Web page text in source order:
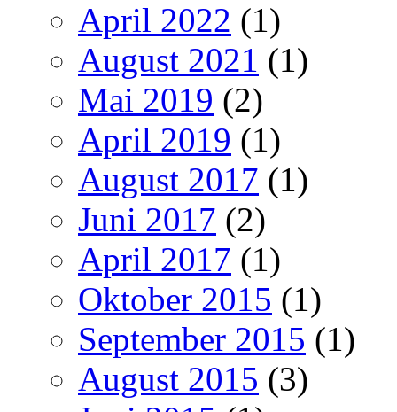
April 2022 (1)
August 2021 (1)
Mai 2019 (2)
April 2019 (1)
August 2017 (1)
Juni 2017 (2)
April 2017 (1)
Oktober 2015 (1)
September 2015 (1)
August 2015 (3)